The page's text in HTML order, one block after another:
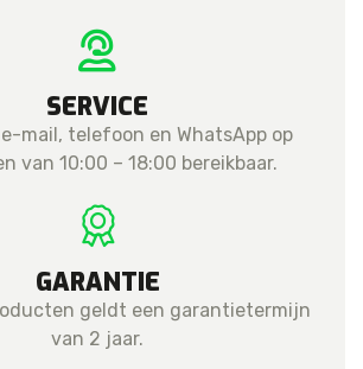
SERVICE
mail, telefoon en WhatsApp op
van 10:00 – 18:00 bereikbaar.
GARANTIE
geldt een garantietermijn
van 2 jaar.